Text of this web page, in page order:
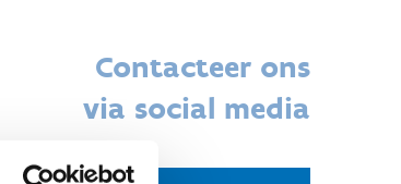
Contacteer ons
via social media